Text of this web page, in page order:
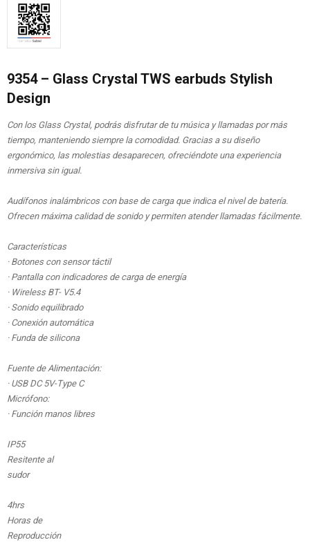
9354 – Glass Crystal TWS earbuds Stylish
Design
Con los Glass Crystal, podrás disfrutar de tu música y llamadas por más
tiempo, manteniendo siempre la comodidad. Gracias a su diseño
ergonómico, las molestias desaparecen, ofreciéndote una experiencia
inmersiva sin igual.
Audífonos inalámbricos con base de carga que indica el nivel de batería.
Ofrecen máxima calidad de sonido y permiten atender llamadas fácilmente.
Características
· Botones con sensor táctil
· Pantalla con indicadores de carga de energía
· Wireless BT- V5.4
· Sonido equilibrado
· Conexión automática
· Funda de silicona
Fuente de Alimentación:
· USB DC 5V-Type C
Micrófono:
· Función manos libres
IP55
Resitente al
sudor
4hrs
Horas de
Reproducción